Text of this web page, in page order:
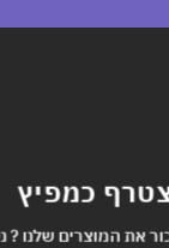
כמפיץ
המוצרים שלנו ? נשמח